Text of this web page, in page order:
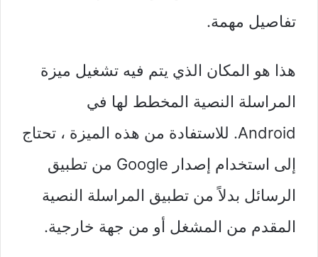
تفاصيل مهمة.
هذا هو المكان الذي يتم فيه تشغيل ميزة
المراسلة النصية المخطط لها في
Android. للاستفادة من هذه الميزة ، تحتاج
إلى استخدام إصدار Google من تطبيق
الرسائل بدلاً من تطبيق المراسلة النصية
المقدم من المشغل أو من جهة خارجية.